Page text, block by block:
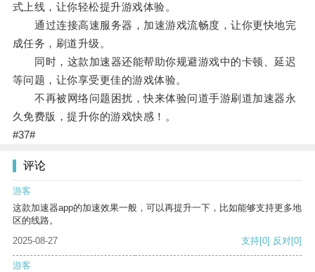
式上线，让你轻松提升游戏体验。
通过连接高速服务器，加速游戏流畅度，让你更快地完
成任务，刷道升级。
同时，这款加速器还能帮助你规避游戏中的卡顿、延迟
等问题，让你享受更佳的游戏体验。
不再被网络问题困扰，快来体验问道手游刷道加速器永
久免费版，提升你的游戏快感！。
#37#
评论
游客
这款加速器app的加速效果一般，可以再提升一下，比如能够支持更多地
区的线路。
2025-08-27
支持[0] 反对[0]
游客